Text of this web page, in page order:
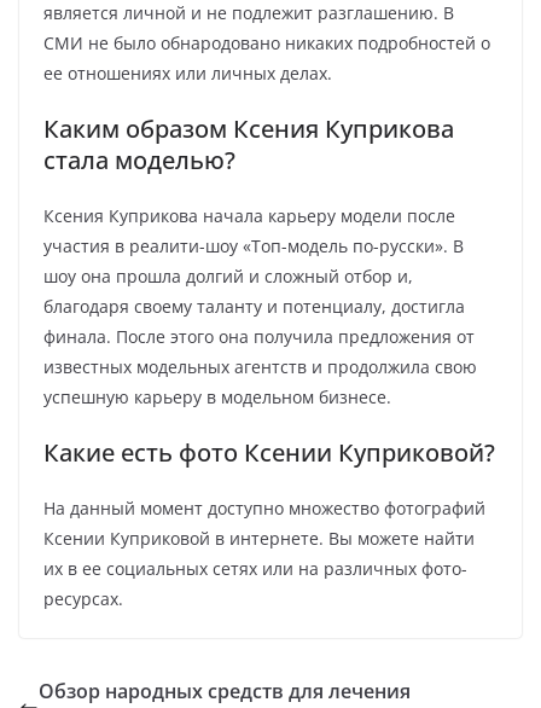
является личной и не подлежит разглашению. В
СМИ не было обнародовано никаких подробностей о
ее отношениях или личных делах.
Каким образом Ксения Куприкова
стала моделью?
Ксения Куприкова начала карьеру модели после
участия в реалити-шоу «Топ-модель по-русски». В
шоу она прошла долгий и сложный отбор и,
благодаря своему таланту и потенциалу, достигла
финала. После этого она получила предложения от
известных модельных агентств и продолжила свою
успешную карьеру в модельном бизнесе.
Какие есть фото Ксении Куприковой?
На данный момент доступно множество фотографий
Ксении Куприковой в интернете. Вы можете найти
их в ее социальных сетях или на различных фото-
ресурсах.
Обзор народных средств для лечения